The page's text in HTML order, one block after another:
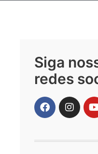
Siga
redes